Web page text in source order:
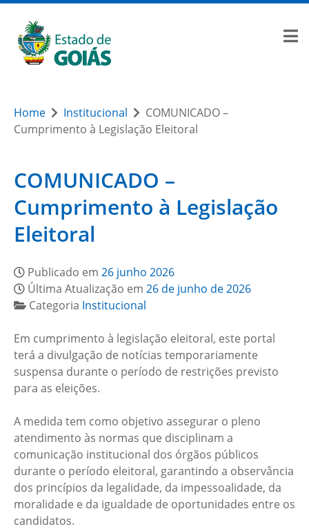
Home Institucional
COMUNICADO –
Cumprimento à Legislação Eleitoral
COMUNICADO –
Cumprimento à Legislação
Eleitoral
Publicado em 26 junho 2026
Última Atualização em 26 de junho de 2026
Categoria Institucional
Em cumprimento à legislação eleitoral, este portal
terá a divulgação de notícias temporariamente
suspensa durante o período de restrições previsto
para as eleições.
A medida tem como objetivo assegurar o pleno
atendimento às normas que disciplinam a
comunicação institucional dos órgãos públicos
durante o período eleitoral, garantindo a observância
dos princípios da legalidade, da impessoalidade, da
moralidade e da igualdade de oportunidades entre os
candidatos.